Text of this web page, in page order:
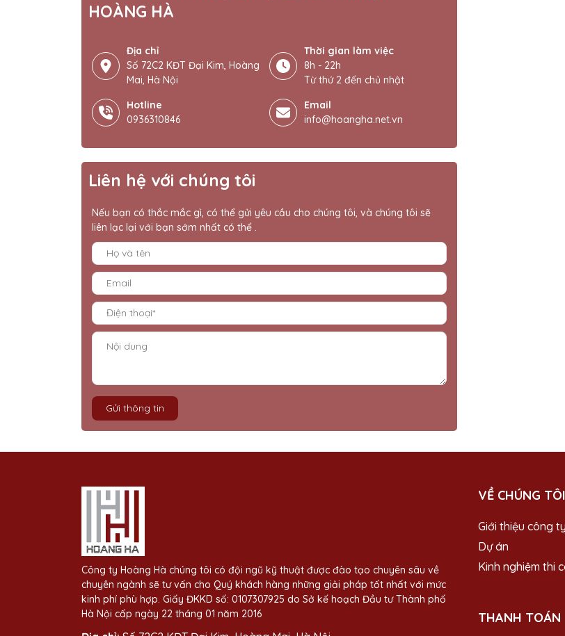
HOÀNG HÀ
Địa chỉ
Số 72C2 KĐT Đại Kim, Hoàng
Mai, Hà Nội
Thời gian làm việc
8h - 22h
Từ thứ 2 đến chủ nhật
Hotline
0936310846
Email
info@hoangha.net.vn
Liên hệ với chúng tôi
Nếu bạn có thắc mắc gì, có thể gửi yêu cầu cho chúng tôi, và chúng tôi sẽ
liên lạc lại với bạn sớm nhất có thể .
Gửi thông tin
Công ty Hoàng Hà chúng tôi có đội ngũ kỹ thuật được đào tạo chuyên sâu về
chuyên ngành sẽ tư vấn cho Quý khách hàng những giải pháp tốt nhất với mức
kinh phí phù hợp. Giấy ĐKKD số: 0107307925 do Sở kế hoạch Đầu tư Thành phố
Hà Nội cấp ngày 22 tháng 01 năm 2016
VỀ CHÚNG TÔI
Giới thiệu công ty
Dự án
Kinh nghiệm thi
THANH TOÁN